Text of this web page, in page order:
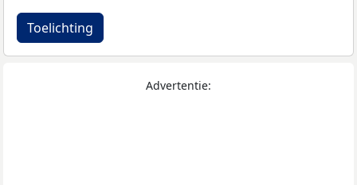
Toelichting
Advertentie: